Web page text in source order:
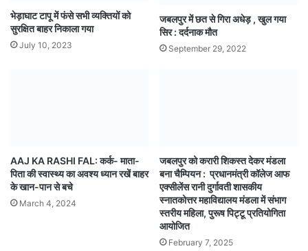
भेड़ाघाट टापू में फंसे सभी व्यक्तियों को
सुरक्षित बाहर निकाला गया
July 10, 2023
जबलपुर में छत से गिरा अधेड़ , खुल गया
सिर : दर्दनाक मौत
September 29, 2022
AAJ KA RASHI FAL: कर्क- माता-
पिता की स्वास्थ्य का अवश्य ध्यान रखें बाहर
के खान-पान से बचे
March 4, 2024
जबलपुर को करारी शिकस्त देकर मंडला
बना चैम्पियन : प्रधानमंत्री कॉलेज आफ
एक्सीलेंस रानी दुर्गावती शासकीय
स्नातकोत्तर महाविद्यालय मंडला में संभाग
स्तरीय महिला, पुरूष पिट्टू प्रतियोगिता
आयोजित
February 7, 2025